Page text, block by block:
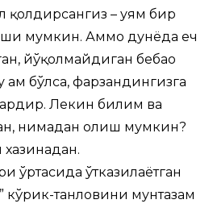
– уям бир
мумкин. Аммо дунёда ҳеч
йўқолмайдиган бебаҳо
бўлса, фарзандингизга
Лекин билим ва
нимадан олиш мумкин?
хазинадан.
ўртасида ўтказилаётган
кўрик-танловини мунтазам